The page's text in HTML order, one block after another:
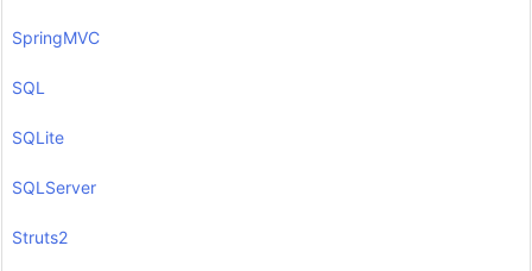
SpringMVC
SQL
SQLite
SQLServer
Struts2